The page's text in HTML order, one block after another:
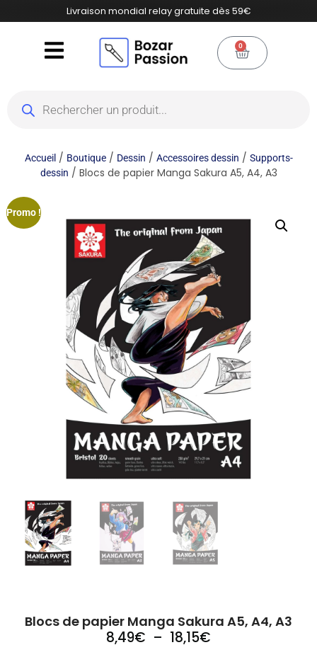
Livraison mondial relay gratuite dès 59€
0
Accueil/ Boutique/ Dessin / Accessoires dessin / Supports-
dessin / Blocs de papier Manga Sakura A5, A4, A3
Promo !
Blocs de papier Manga Sakura A5, A4, A3
8,49€ – 18,15€